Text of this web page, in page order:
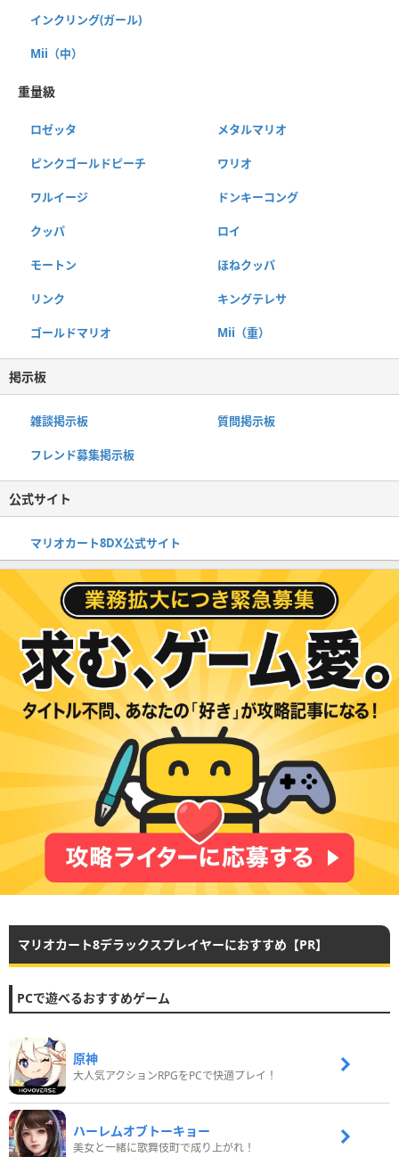
インクリング(ガール)
Mii（中）
重量級
ロゼッタ メタルマリオ
ピンクゴールドピーチ ワリオ
ワルイージ ドンキーコング
クッパ ロイ
モートン ほねクッパ
リンク キングテレサ
ゴールドマリオ Mii（重）
掲示板
雑談掲示板 質問掲示板
フレンド募集掲示板
公式サイト
マリオカート8DX公式サイト
マリオカート8デラックスプレイヤーにおすすめ【PR】
PCで遊べるおすすめゲーム
原神
大人気アクションRPGをPCで快適プレイ！
ハーレムオブトーキョー
美女と一緒に歌舞伎町で成り上がれ！